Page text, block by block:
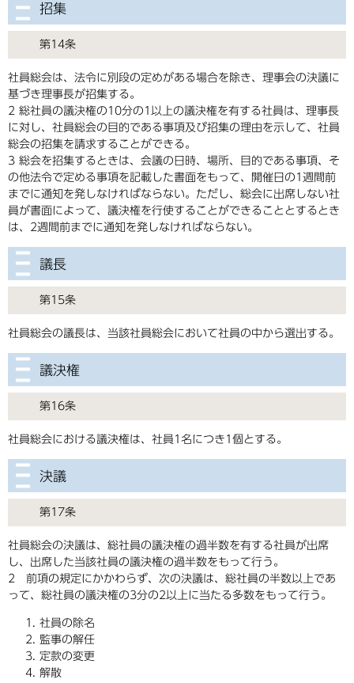
招集
第14条
社員総会は、法令に別段の定めがある場合を除き、理事会の決議に
基づき理事長が招集する。
2 総社員の議決権の10分の1以上の議決権を有する社員は、理事長
に対し、社員総会の目的である事項及び招集の理由を示して、社員
総会の招集を請求することができる。
3 総会を招集するときは、会議の日時、場所、目的である事項、そ
の他法令で定める事項を記載した書面をもって、開催日の1週間前
までに通知を発しなければならない。ただし、総会に出席しない社
員が書面によって、議決権を行使することができることとするとき
は、2週間前までに通知を発しなければならない。
議長
第15条
社員総会の議長は、当該社員総会において社員の中から選出する。
議決権
第16条
社員総会における議決権は、社員1名につき1個とする。
決議
第17条
社員総会の決議は、総社員の議決権の過半数を有する社員が出席
し、出席した当該社員の議決権の過半数をもって行う。
2 前項の規定にかかわらず、次の決議は、総社員の半数以上であ
って、総社員の議決権の3分の2以上に当たる多数をもって行う。
社員の除名
監事の解任
定款の変更
解散